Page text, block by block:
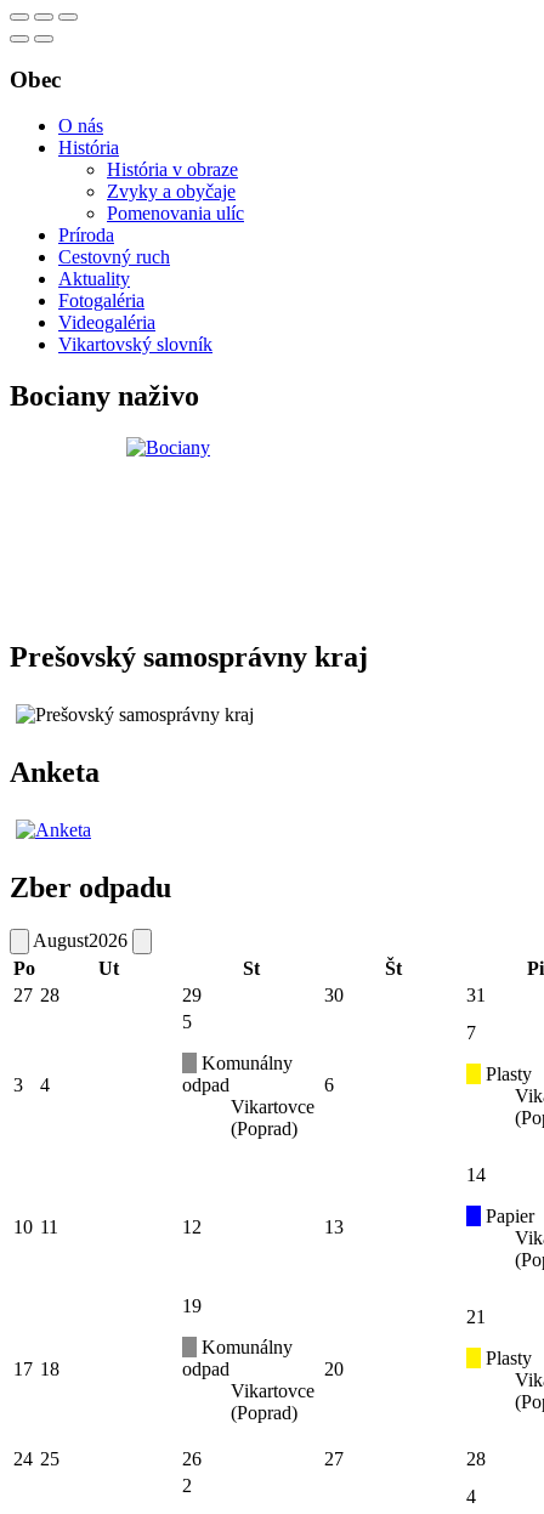
Obec
O nás
História
História v obraze
Zvyky a obyčaje
Pomenovania ulíc
Príroda
Cestovný ruch
Aktuality
Fotogaléria
Videogaléria
Vikartovský slovník
Bociany naživo
Prešovský samosprávny kraj
Anketa
Zber odpadu
August2026
Po
Ut St Št
Pi
27 28 29 30 31
3 4
5
Komunálny
odpad
Vikartovce
(Poprad)
6
7
Plasty
10 11 12 13
14
Papier
17 18
19
Komunálny
odpad
Vikartovce
(Poprad)
20
21
Plasty
24 25 26 27 28
2
4